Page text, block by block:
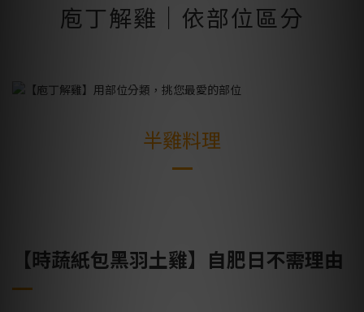
庖丁解雞｜依部位區分
半雞料理
【時蔬紙包黑羽土雞】自肥日不需理由